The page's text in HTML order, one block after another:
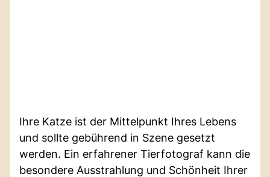
Ihre Katze ist der Mittelpunkt Ihres Lebens
und sollte gebührend in Szene gesetzt
werden. Ein erfahrener Tierfotograf kann die
besondere Ausstrahlung und Schönheit Ihrer